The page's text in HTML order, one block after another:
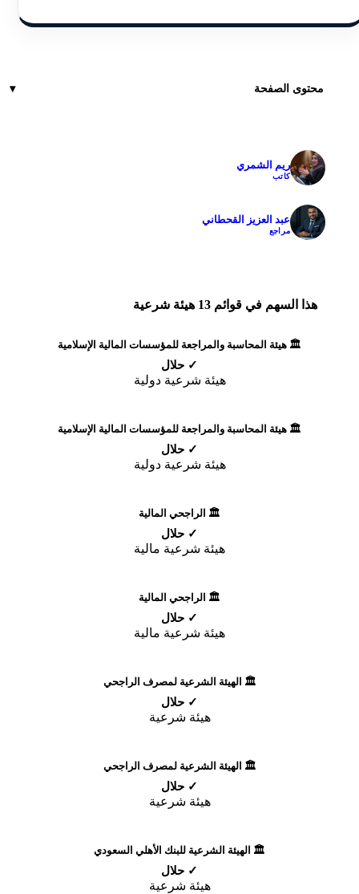
محتوى الصفحة
ريم الشمري
كاتب
عبد العزيز القحطاني
مراجع
هذا السهم في قوائم 13 هيئة شرعية
🏛️ هيئة المحاسبة والمراجعة للمؤسسات المالية الإسلامية
✓ حلال
هيئة شرعية دولية
🏛️ هيئة المحاسبة والمراجعة للمؤسسات المالية الإسلامية
✓ حلال
هيئة شرعية دولية
🏛️ الراجحي المالية
✓ حلال
هيئة شرعية مالية
🏛️ الراجحي المالية
✓ حلال
هيئة شرعية مالية
🏛️ الهيئة الشرعية لمصرف الراجحي
✓ حلال
هيئة شرعية
🏛️ الهيئة الشرعية لمصرف الراجحي
✓ حلال
هيئة شرعية
🏛️ الهيئة الشرعية للبنك الأهلي السعودي
✓ حلال
هيئة شرعية